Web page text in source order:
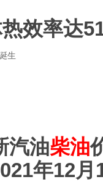
效率达
生
汽油柴油
年12